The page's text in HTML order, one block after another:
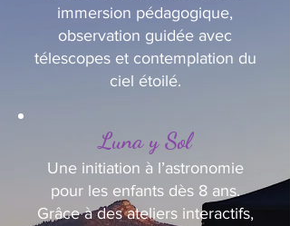
immersion pédagogique,
observation guidée avec
télescopes et contemplation du
ciel étoilé.
Luna y Sol
Une initiation à l’astronomie
pour les enfants dès 8 ans.
Grâce à des ateliers interactifs,